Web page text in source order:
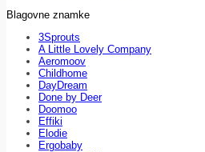
Blagovne znamke
3Sprouts
A Little Lovely Company
Aeromoov
Childhome
DayDream
Done by Deer
Doomoo
Effiki
Elodie
Ergobaby